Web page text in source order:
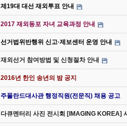
제19대 대선 재외투표 안내
2017 재외동포 자녀 교육과정 안내
선거법위반행위 신고·제보센터 운영 안내
재외선거 참여방법 및 신청절차 안내
2016년 한인 송년의 밤 공지
주폴란드대사관 행정직원(전문직) 채용 공고
다큐멘터리 사진 전시회 [IMAGING KOREA]